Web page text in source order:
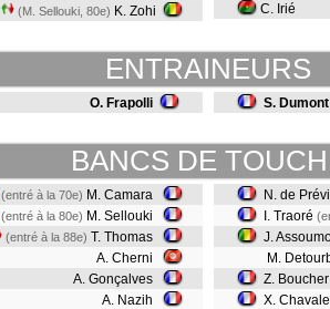
(M. Sellouki, 80e) K. Zohi C. Irié
ENTRAINEURS
O. Frapolli S. Dumont
BANCS DE
(entré à la 70e) M. Camara
(entré à la 80e) M. Sellouki
(entré à la 88e) T. Thomas
A. Cherni
A. Gonçalves
A. Nazih
N. de
I. Traoré
J.
M.
Z. Boucher
X.